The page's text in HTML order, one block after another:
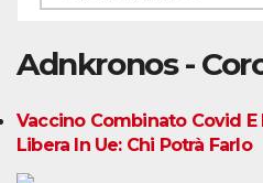
Adnkronos -
Vaccino Combinato Covid E
Libera In Ue: Chi Potrà Farlo